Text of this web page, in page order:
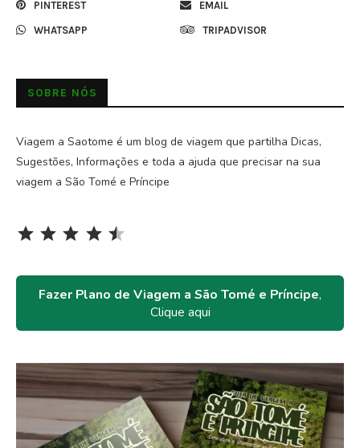
PINTEREST EMAIL
WHATSAPP TRIPADVISOR
SOBRE NÓS
Viagem a Saotome é um blog de viagem que partilha Dicas,
Sugestões, Informações e toda a ajuda que precisar na sua
viagem a São Tomé e Príncipe
⭐⭐⭐ ⭐⭐
Fazer Plano de Viagem a São Tomé e Príncipe,
Clique aqui